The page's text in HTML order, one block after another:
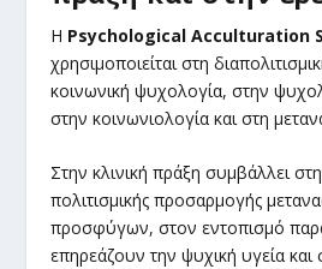
Η Psychological Acculturation
χρησιμοποιείται στη
κοινωνική ψυχολογία, στην
στην κοινωνιολογία και στη
Στην κλινική πράξη συμβάλλει
πολιτισμικής προσαρμογής
προσφύγων, στον εντοπισμό
επηρεάζουν την ψυχική υγεία